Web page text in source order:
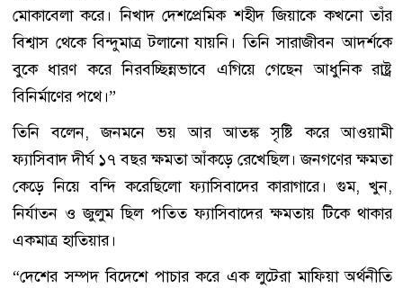
মোকাবেলা করে। নিখাদ দেশপ্রেমিক শহীদ জিয়াকে কখনো তাঁর
বিশ্বাস থেকে বিন্দুমাত্র টলানো যায়নি। তিনি সারাজীবন আদর্শকে
বুকে ধারণ করে নিরবচ্ছিন্নভাবে এগিয়ে গেছেন আধুনিক রাষ্ট্র
বিনির্মাণের পথে।”
তিনি বলেন, জনমনে ভয় আর আতঙ্ক সৃষ্টি করে আওয়ামী
ফ্যাসিবাদ দীর্ঘ ১৭ বছর ক্ষমতা আঁকড়ে রেখেছিল। জনগণের ক্ষমতা
কেড়ে নিয়ে বন্দি করেছিলো ফ্যাসিবাদের কারাগারে। গুম, খুন,
নির্যাতন ও জুলুম ছিল পতিত ফ্যাসিবাদের ক্ষমতায় টিকে থাকার
একমাত্র হাতিয়ার।
“দেশের সম্পদ বিদেশে পাচার করে এক লুটেরা মাফিয়া অর্থনীতি